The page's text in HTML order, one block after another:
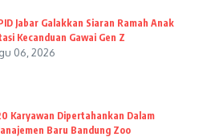
Jabar Galakkan Siaran Ramah Anak
Kecanduan Gawai Gen Z
06, 2026
Karyawan Dipertahankan Dalam
Baru Bandung Zoo